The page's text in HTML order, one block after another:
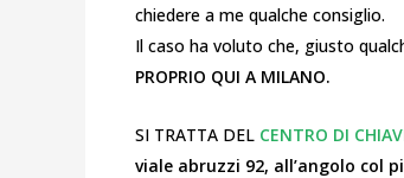
chiedere a me qualche consiglio.
Il caso ha voluto che, giusto
PROPRIO QUI A MILANO.
SI TRATTA DEL CENTRO DI
viale abruzzi 92, all’angolo col